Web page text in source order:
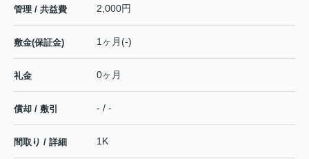
管理 / 共益費 2,000円
敷金(保証金) 1ヶ月(-)
礼金 0ヶ月
償却 / 敷引 - / -
間取り / 詳細 1K